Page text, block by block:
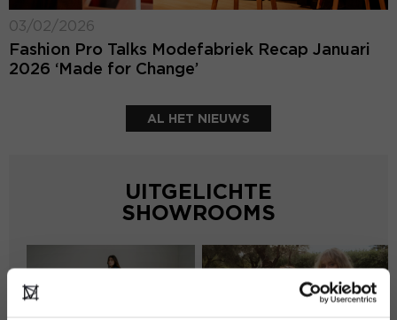
03/02/2026
Fashion Pro Talks Modefabriek Recap Januari
2026 ‘Made for Change’
AL HET NIEUWS
UITGELICHTE
SHOWROOMS